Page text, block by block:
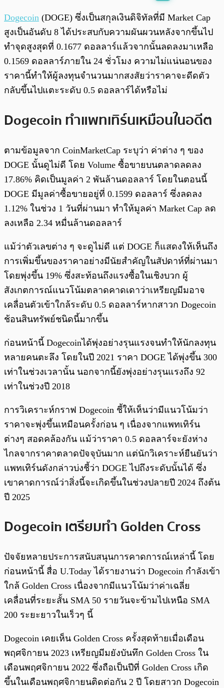
Dogecoin (DOGE) ซึ่งเป็นสกุลเงินดิจิทัลที่มี Market Cap
สูงเป็นอันดับ 8 ได้ประสบกับความผันผวนหลังจากขึ้นไป
ทำจุดสูงสุดที่ 0.1677 ดอลลาร์แล้วจากนั้นลดลงมาเหลือ
0.1569 ดอลลาร์ภายใน 24 ชั่วโมง ความไม่แน่นอนของ
ราคานี้ทำให้ผู้ลงทุนจำนวนมากสงสัยว่าราคาจะดีดตัว
กลับขึ้นไปแตะระดับ 0.5 ดอลลาร์ได้หรือไม่
Dogecoin ทำแพทเทิร์นเหมือนในอดีต
ตามข้อมูลจาก CoinMarketCap ระบุว่า ค่าต่าง ๆ ของ
DOGE นั้นดูไม่ดี โดย Volume ซื้อขายบนตลาดลดลง
17.86% คิดเป็นมูลค่า 2 พันล้านดอลลาร์ โดยในตอนนี้
DOGE มีมูลค่าซื้อขายอยู่ที่ 0.1599 ดอลลาร์ ซึ่งลดลง
1.12% ในช่วง 1 วันที่ผ่านมา ทำให้มูลค่า Market Cap ลด
ลงเหลือ 2.34 หมื่นล้านดอลลาร์
แม้ว่าตัวเลขต่าง ๆ จะดูไม่ดี แต่ DOGE ก็แสดงให้เห็นถึง
การเพิ่มขึ้นของราคาอย่างมีนัยสำคัญในสัปดาห์ที่ผ่านมา
โดยพุ่งขึ้น 19% ซึ่งสะท้อนถึงแรงซื้อในเชิงบวก ผู้
สังเกตการณ์แนวโน้มตลาดคาดเดาว่าเหรียญมีมอาจ
เคลื่อนตัวเข้าใกล้ระดับ 0.5 ดอลลาร์หากสาวก Dogecoin
ช้อนสินทรัพย์ชนิดนี้มากขึ้น
ก่อนหน้านี้ Dogecoinได้พุ่งอย่างรุนแรงจนทำให้นักลงทุน
หลายคนตะลึง โดยในปี 2021 ราคา DOGE ได้พุ่งขึ้น 300
เท่าในช่วงเวลานั้น นอกจากนี้ยังพุ่งอย่างรุนแรงถึง 92
เท่าในช่วงปี 2018
การวิเคราะห์กราฟ Dogecoin ชี้ให้เห็นว่ามีแนวโน้มว่า
ราคาจะพุ่งขึ้นเหมือนครั้งก่อน ๆ เนื่องจากแพทเทิร์น
ต่างๆ สอดคล้องกัน แม้ว่าราคา 0.5 ดอลลาร์จะยังห่าง
ไกลจากราคาตลาดปัจจุบันมาก แต่นักวิเคราะห์ยืนยันว่า
แพทเทิร์นดังกล่าวบ่งชี้ว่า DOGE ไปถึงระดับนั้นได้ ซึ่ง
เขาคาดการณ์ว่าสิ่งนี้จะเกิดขึ้นในช่วงปลายปี 2024 ถึงต้น
ปี 2025
Dogecoin เตรียมทำ Golden Cross
ปัจจัยหลายประการสนับสนุนการคาดการณ์เหล่านี้ โดย
ก่อนหน้านี้ สื่อ U.Today ได้รายงานว่า Dogecoin กำลังเข้า
ใกล้ Golden Cross เนื่องจากมีแนวโน้มว่าค่าเฉลี่ย
เคลื่อนที่ระยะสั้น SMA 50 รายวันจะข้ามไปเหนือ SMA
200 ระยะยาวในเร็วๆ นี้
Dogecoin เคยเห็น Golden Cross ครั้งสุดท้ายเมื่อเดือน
พฤศจิกายน 2023 เหรียญมีมยังบันทึก Golden Cross ใน
เดือนพฤศจิกายน 2022 ซึ่งถือเป็นปีที่ Golden Cross เกิด
ขึ้นในเดือนพฤศจิกายนติดต่อกัน 2 ปี โดยสาวก Dogecoin